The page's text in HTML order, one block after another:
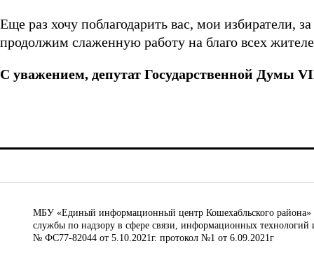
Еще раз хочу поблагодарить вас, мои избиратели,
продолжим слаженную работу на благо всех
С уважением, депутат Государственной Думы
МБУ «Единый информационный центр Кошехабльского района»
службы по надзору в сфере связи, информационных
№ ФС77-82044 от 5.10.2021г. протокол №1 от 6.09.2021г